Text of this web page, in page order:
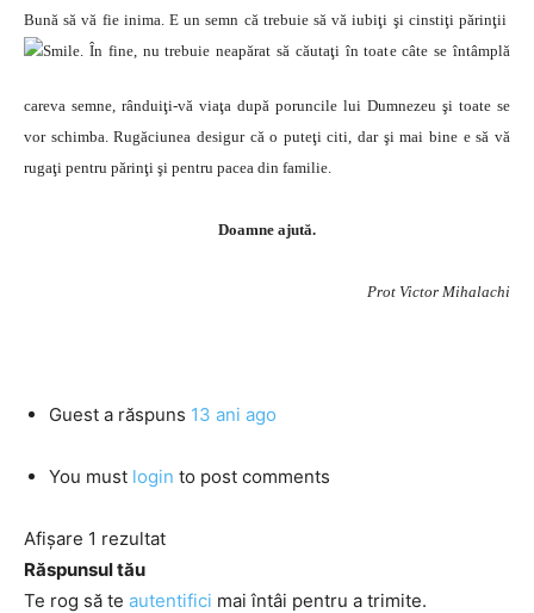
Bună să vă fie inima. E un semn că trebuie să vă iubiţi şi cinstiţi părinţii
. În fine, nu trebuie neapărat să căutaţi în toate câte se întâmplă
careva semne, rânduiţi-vă viaţa după poruncile lui Dumnezeu şi toate se
vor schimba. Rugăciunea desigur că o puteţi citi, dar şi mai bine e să vă
rugaţi pentru părinţi şi pentru pacea din familie.
Doamne ajută.
Prot Victor Mihalachi
Guest a răspuns 13 ani ago
You must login to post comments
Afișare 1 rezultat
Răspunsul tău
Te rog să te autentifici mai întâi pentru a trimite.